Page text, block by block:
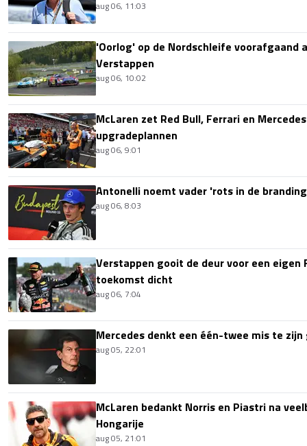
aug 06, 11:03
'Oorlog' op de Nordschleife voorafgaand
Verstappen
aug 06, 10:02
McLaren zet Red Bull, Ferrari en
upgradeplannen
aug 06, 9:01
Antonelli noemt vader 'rots in de
aug 06, 8:03
Verstappen gooit de deur voor een eigen
toekomst dicht
aug 06, 7:04
Mercedes denkt een één-twee mis te
aug 05, 22:01
McLaren bedankt Norris en Piastri na
Hongarije
aug 05, 21:01